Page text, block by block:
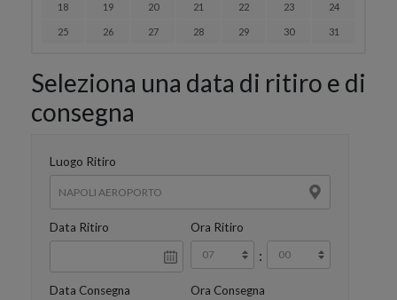
18 19 20 21 22 23 24
25 26 27 28 29 30 31
Seleziona una data di ritiro e di
consegna
Luogo Ritiro
Data Ritiro Ora Ritiro
:
Data Consegna Ora Consegna